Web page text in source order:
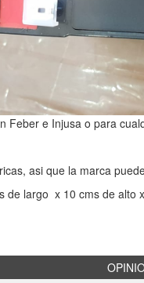
Feber e Injusa o para
asi que la marca
de largo x 10 cms de alto